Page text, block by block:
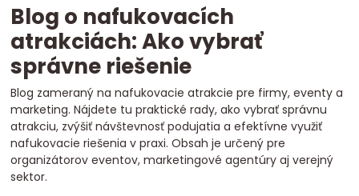
zákazková výroba atrakcií
elektrický fukár
fukár pre atrakcie
vybavenie pre atrakcie
kvalita nafukovacích atrakcií
bezpečnosť atrakcií
vyber dodávateľa
bezpečné atrakcie
zážitkový marketing
engagement
eventy
nafukovadlá marketing
eventové atrakcie
atrakcie na mieru
atrakcie pre marketing
nafukovacie športové atrakcie
event marketing atrakcie
atrakcie pre mestá a obce
nafukovadlá pre marketing
roi atrakcie prenájom vs kúpa
Blog o nafukovacích
atrakciách: Ako vybrať
správne riešenie
Blog zameraný na nafukovacie atrakcie pre firmy, eventy a
marketing. Nájdete tu praktické rady, ako vybrať správnu
atrakciu, zvýšiť návštevnosť podujatia a efektívne využiť
nafukovacie riešenia v praxi. Obsah je určený pre
organizátorov eventov, marketingové agentúry aj verejný
sektor.